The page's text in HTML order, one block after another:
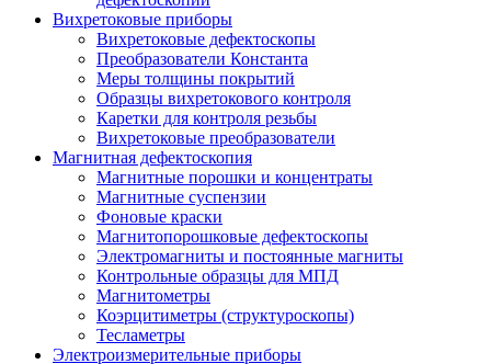
Вихретоковые приборы
Вихретоковые дефектоскопы
Преобразователи Константа
Меры толщины покрытий
Образцы вихретокового контроля
Каретки для контроля резьбы
Вихретоковые преобразователи
Магнитная дефектоскопия
Магнитные порошки и концентраты
Магнитные суспензии
Фоновые краски
Магнитопорошковые дефектоскопы
Электромагниты и постоянные магниты
Контрольные образцы для МПД
Магнитометры
Коэрцитиметры (структуроскопы)
Тесламетры
Электроизмерительные приборы